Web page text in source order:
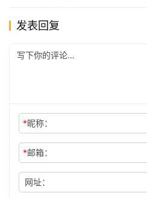
发表回复
*昵称：
*邮箱：
网址：